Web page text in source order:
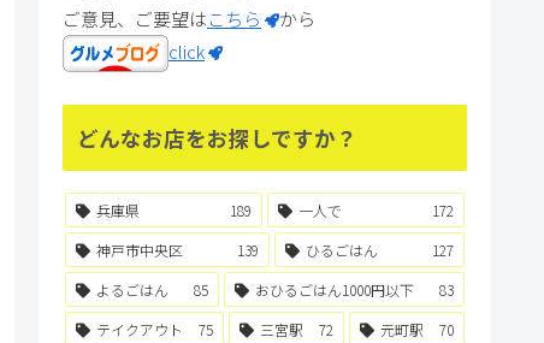
ご意見、ご要望はこちら
から
click
どんなお店をお探しですか？
兵庫県 189 一人で
172
神戸市中央区
139 ひるごはん
127
よるごはん
85 おひるごはん1000円以下
83
テイクアウト
75 三宮駅 72 元町駅
70